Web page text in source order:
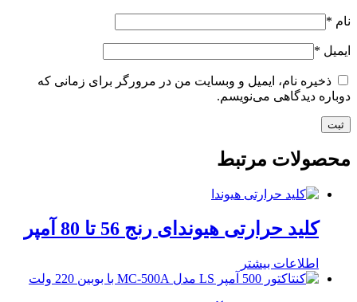
نام *
ایمیل *
ذخیره نام، ایمیل و وبسایت من در مرورگر برای زمانی که
دوباره دیدگاهی می‌نویسم.
محصولات مرتبط
کلید حرارتی هیوندای رنج 56 تا 80 آمپر
اطلاعات بیشتر